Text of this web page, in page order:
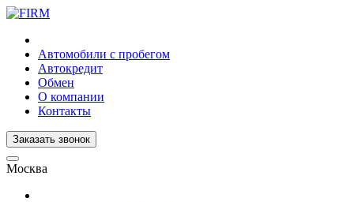
Автомобили с пробегом
Автокредит
Обмен
О компании
Контакты
Заказать звонок
Москва